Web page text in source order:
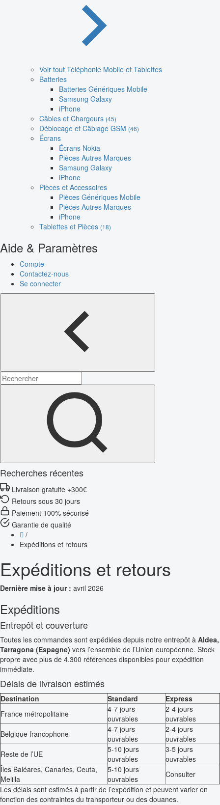
Voir tout Téléphonie Mobile et Tablettes
Batteries
Batteries Génériques Mobile
Samsung Galaxy
iPhone
Câbles et Chargeurs (45)
Déblocage et Câblage GSM (46)
Écrans
Écrans Nokia
Pièces Autres Marques
Samsung Galaxy
iPhone
Pièces et Accessoires
Pièces Génériques Mobile
Pièces Autres Marques
iPhone
Tablettes et Pièces (18)
Aide & Paramètres
Compte
Contactez-nous
Se connecter
Recherches récentes
Livraison gratuite +300€
Retours sous 30 jours
Paiement 100% sécurisé
Garantie de qualité
/
Expéditions et retours
Expéditions et retours
Dernière mise à jour : avril 2026
Expéditions
Entrepôt et couverture
Toutes les commandes sont expédiées depuis notre entrepôt à Aldea,
Tarragona (Espagne) vers l’ensemble de l’Union européenne. Stock
propre avec plus de 4.300 références disponibles pour expédition
immédiate.
Délais de livraison estimés
Destination Standard
Express
France métropolitaine
4-7 jours
ouvrables
2-4 jours
ouvrables
Belgique francophone
4-7 jours
ouvrables
2-4 jours
ouvrables
Reste de l’UE
5-10 jours
ouvrables
3-5 jours
ouvrables
Îles Baléares, Canaries, Ceuta,
Melilla
5-10 jours
ouvrables
Consulter
Les délais sont estimés à partir de l’expédition et peuvent varier en
fonction des contraintes du transporteur ou des douanes.